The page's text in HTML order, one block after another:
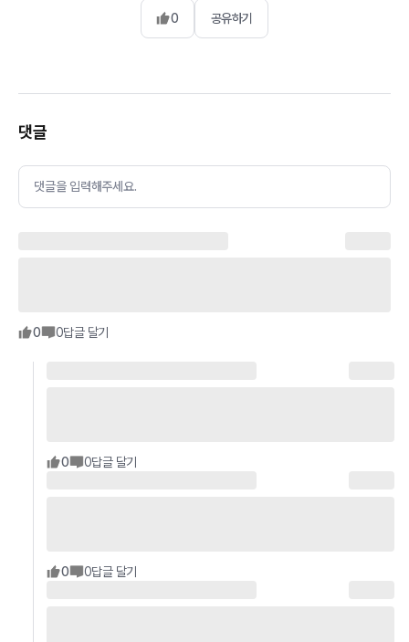
0 공유하기
댓글
댓글을 입력해주세요.
0 0답글 달기
0 0답글 달기
0 0답글 달기